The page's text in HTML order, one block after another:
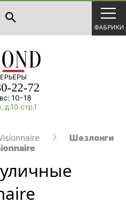
search
ФАБРИКИ
22-72
10-18
стр.1
Шезлонги